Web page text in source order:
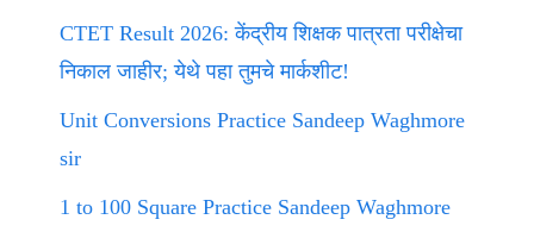
CTET Result 2026: केंद्रीय शिक्षक पात्रता परीक्षेचा
निकाल जाहीर; येथे पहा तुमचे मार्कशीट!
Unit Conversions Practice Sandeep Waghmore
sir
1 to 100 Square Practice Sandeep Waghmore